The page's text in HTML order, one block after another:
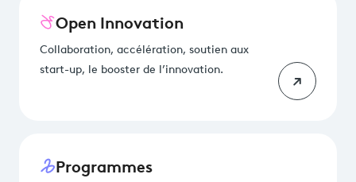
Open Innovation
Collaboration, accélération, soutien aux
start-up, le booster de l’innovation.
Programmes